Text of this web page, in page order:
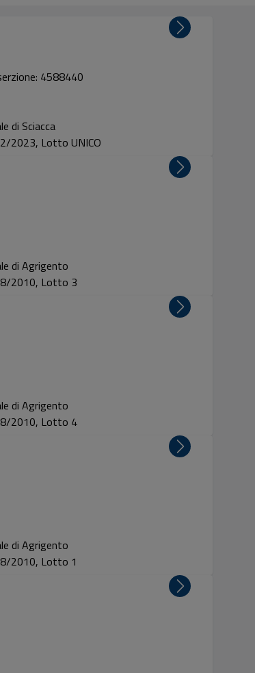
4588440
di Sciacca
2023, Lotto UNICO
di Agrigento
2010, Lotto 3
di Agrigento
2010, Lotto 4
di Agrigento
2010, Lotto 1